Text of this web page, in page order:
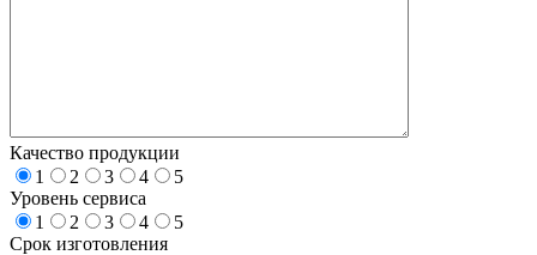
Качество продукции
1
2 3 4
5
Уровень сервиса
1
2 3 4
5
Срок изготовления